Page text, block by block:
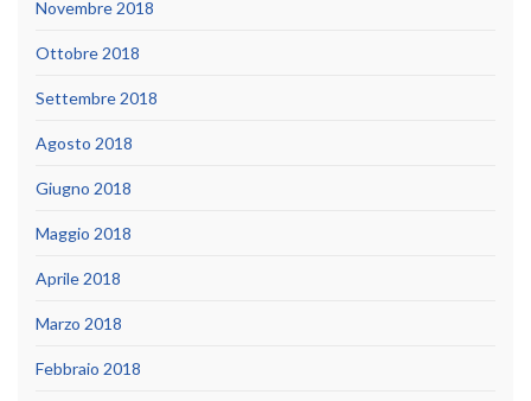
Novembre 2018
Ottobre 2018
Settembre 2018
Agosto 2018
Giugno 2018
Maggio 2018
Aprile 2018
Marzo 2018
Febbraio 2018